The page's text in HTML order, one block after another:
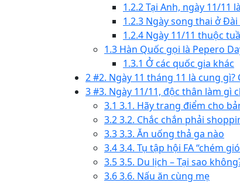
1.2.2Tại Anh, ngày 11/11
1.2.3 Ngày song thai ở Đài
1.2.4 Ngày 11/11 thuộc
1.3 Hàn Quốc gọi là Pepero
1.3.1 Ở các quốc gia khác
2#2. Ngày 11 tháng 11 là cung
3#3. Ngày 11/11, độc thân làm gì
3.1 3.1. Hãy trang điểm cho
3.23.2. Chắc chắn phải
3.33.3. Ăn uống thả ga nào
3.43.4. Tụ tập hội FA “chém
3.53.5. Du lịch – Tại sao
3.63.6. Nấu ăn cùng mẹ